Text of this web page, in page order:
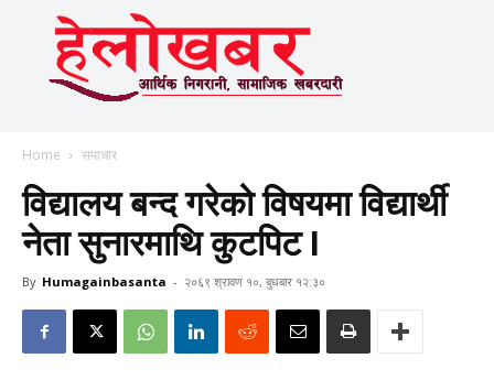
Home समाचार
विद्यालय बन्द गरेको विषयमा विद्यार्थी
नेता सुनारमाथि कुटपिट I
By Humagainbasanta - २०६९ श्रावण १०, बुधबार १२:३०